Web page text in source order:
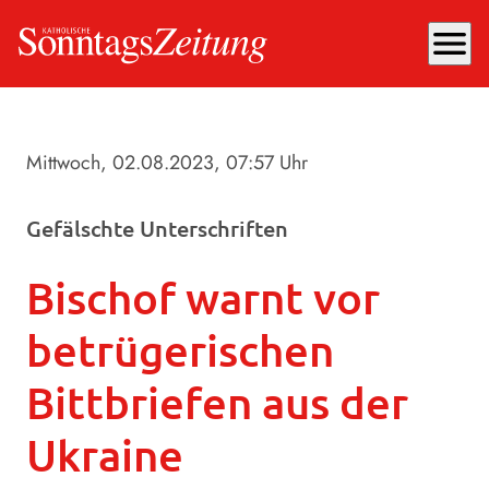
menu
Mittwoch, 02.08.2023, 07:57 Uhr
Gefälschte Unterschriften
Bischof warnt vor
betrügerischen
Bittbriefen aus der
Ukraine